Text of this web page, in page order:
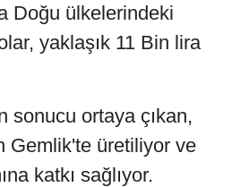
Doğu ülkelerindeki
yaklaşık 11 Bin lira
sonucu ortaya çıkan,
Gemlik'te üretiliyor ve
katkı sağlıyor.